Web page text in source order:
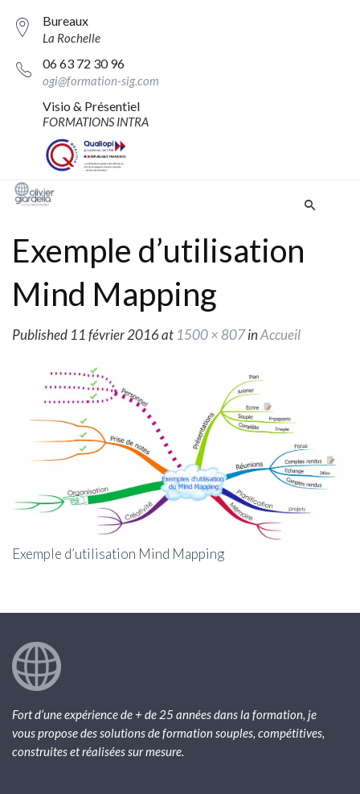
Bureaux
La Rochelle
06 63 72 30 96
ogi@formation-sig.com
Visio & Présentiel
FORMATIONS INTRA
Exemple d’utilisation
Mind Mapping
Published 11 février 2016at 1500 × 807inAccueil
Exemple d’utilisation Mind Mapping
Fort d’une expérience de + de 25 années dans la formation, je
vous propose des solutions de formation souples, compétitives,
construites et réalisées sur mesure.